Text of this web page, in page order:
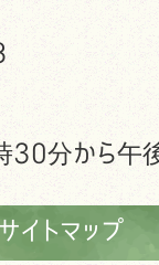
分から午
サイトマップ